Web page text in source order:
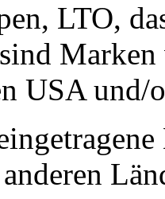
LTO,
USA und/